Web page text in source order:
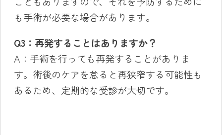
も手術が必要な場合があります。
Q3：再発することはありますか？
A：手術を行っても再発することがありま
す。術後のケアを怠ると再狭窄する可能性も
あるため、定期的な受診が大切です。